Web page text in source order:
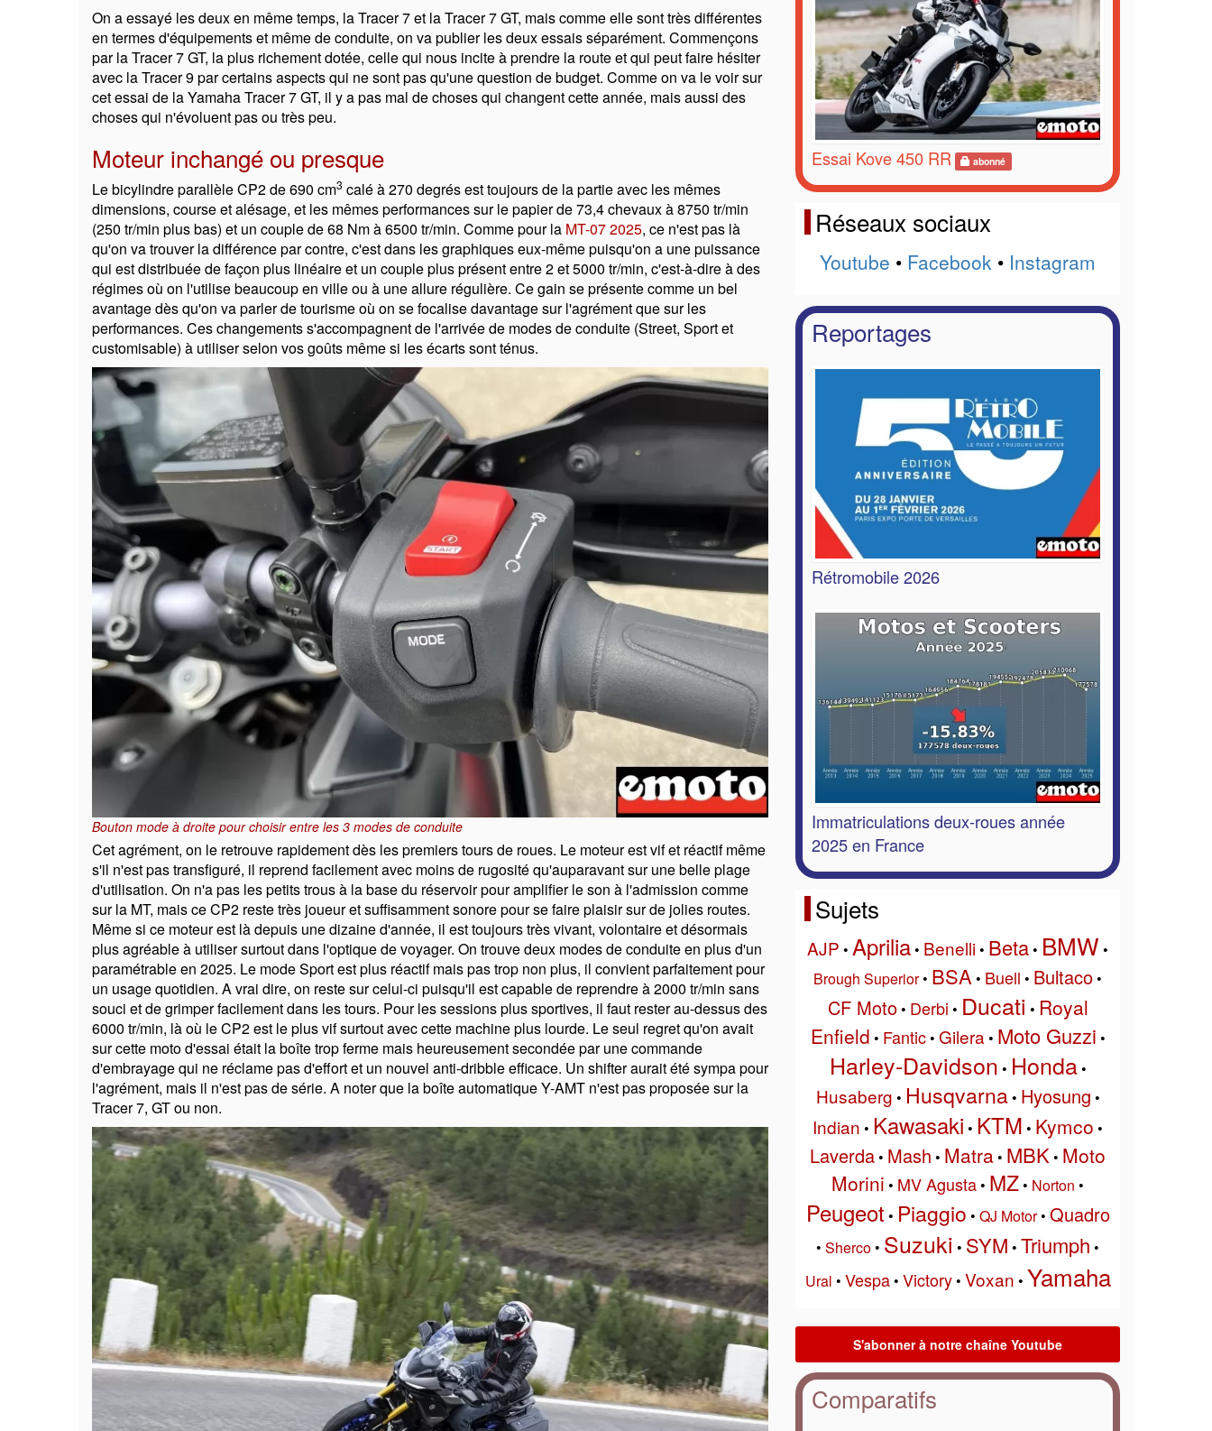
On a essayé les deux en même temps, la Tracer 7 et la Tracer 7 GT, mais comme elle sont très différentes
en termes d'équipements et même de conduite, on va publier les deux essais séparément. Commençons
par la Tracer 7 GT, la plus richement dotée, celle qui nous incite à prendre la route et qui peut faire hésiter
avec la Tracer 9 par certains aspects qui ne sont pas qu'une question de budget. Comme on va le voir sur
cet essai de la Yamaha Tracer 7 GT, il y a pas mal de choses qui changent cette année, mais aussi des
choses qui n'évoluent pas ou très peu.
Moteur inchangé ou presque
Le bicylindre parallèle CP2 de 690 cm3 calé à 270 degrés est toujours de la partie avec les mêmes
dimensions, course et alésage, et les mêmes performances sur le papier de 73,4 chevaux à 8750 tr/min
(250 tr/min plus bas) et un couple de 68 Nm à 6500 tr/min. Comme pour la MT-07 2025, ce n'est pas là
qu'on va trouver la différence par contre, c'est dans les graphiques eux-même puisqu'on a une puissance
qui est distribuée de façon plus linéaire et un couple plus présent entre 2 et 5000 tr/min, c'est-à-dire à des
régimes où on l'utilise beaucoup en ville ou à une allure régulière. Ce gain se présente comme un bel
avantage dès qu'on va parler de tourisme où on se focalise davantage sur l'agrément que sur les
performances. Ces changements s'accompagnent de l'arrivée de modes de conduite (Street, Sport et
customisable) à utiliser selon vos goûts même si les écarts sont ténus.
Bouton mode à droite pour choisir entre les 3 modes de conduite
Cet agrément, on le retrouve rapidement dès les premiers tours de roues. Le moteur est vif et réactif même
s'il n'est pas transfiguré, il reprend facilement avec moins de rugosité qu'auparavant sur une belle plage
d'utilisation. On n'a pas les petits trous à la base du réservoir pour amplifier le son à l'admission comme
sur la MT, mais ce CP2 reste très joueur et suffisamment sonore pour se faire plaisir sur de jolies routes.
Même si ce moteur est là depuis une dizaine d'année, il est toujours très vivant, volontaire et désormais
plus agréable à utiliser surtout dans l'optique de voyager. On trouve deux modes de conduite en plus d'un
paramétrable en 2025. Le mode Sport est plus réactif mais pas trop non plus, il convient parfaitement pour
un usage quotidien. A vrai dire, on reste sur celui-ci puisqu'il est capable de reprendre à 2000 tr/min sans
souci et de grimper facilement dans les tours. Pour les sessions plus sportives, il faut rester au-dessus des
6000 tr/min, là où le CP2 est le plus vif surtout avec cette machine plus lourde. Le seul regret qu'on avait
sur cette moto d'essai était la boîte trop ferme mais heureusement secondée par une commande
d'embrayage qui ne réclame pas d'effort et un nouvel anti-dribble efficace. Un shifter aurait été sympa pour
l'agrément, mais il n'est pas de série. A noter que la boîte automatique Y-AMT n'est pas proposée sur la
Tracer 7, GT ou non.
Essai Kove 450 RR abonné
Réseaux sociaux
Youtube • Facebook • Instagram
Reportages
Rétromobile 2026
Immatriculations deux-roues année
2025 en France
Sujets
AJP • Aprilia• Benelli• Beta• BMW •
Brough Superior• BSA • Buell • Bultaco•
CF Moto• Derbi • Ducati • Royal
Enfield • Fantic• Gilera • Moto Guzzi •
Harley-Davidson • Honda•
Husaberg • Husqvarna• Hyosung •
Indian • Kawasaki • KTM • Kymco •
Laverda• Mash • Matra• MBK • Moto
Morini • MV Agusta• MZ• Norton •
Peugeot • Piaggio • QJ Motor• Quadro
• Sherco• Suzuki • SYM • Triumph •
Ural • Vespa• Victory• Voxan • Yamaha
Comparatifs